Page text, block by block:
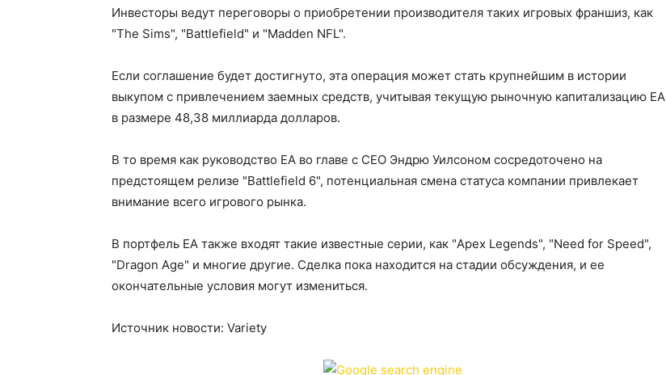
Инвесторы ведут переговоры о приобретении производителя таких игровых франшиз, как
"The Sims", "Battlefield" и "Madden NFL".
Если соглашение будет достигнуто, эта операция может стать крупнейшим в истории
выкупом с привлечением заемных средств, учитывая текущую рыночную капитализацию EA
в размере 48,38 миллиарда долларов.
В то время как руководство EA во главе с CEO Эндрю Уилсоном сосредоточено на
предстоящем релизе "Battlefield 6", потенциальная смена статуса компании привлекает
внимание всего игрового рынка.
В портфель EA также входят такие известные серии, как "Apex Legends", "Need for Speed",
"Dragon Age" и многие другие. Сделка пока находится на стадии обсуждения, и ее
окончательные условия могут измениться.
Источник новости: Variety